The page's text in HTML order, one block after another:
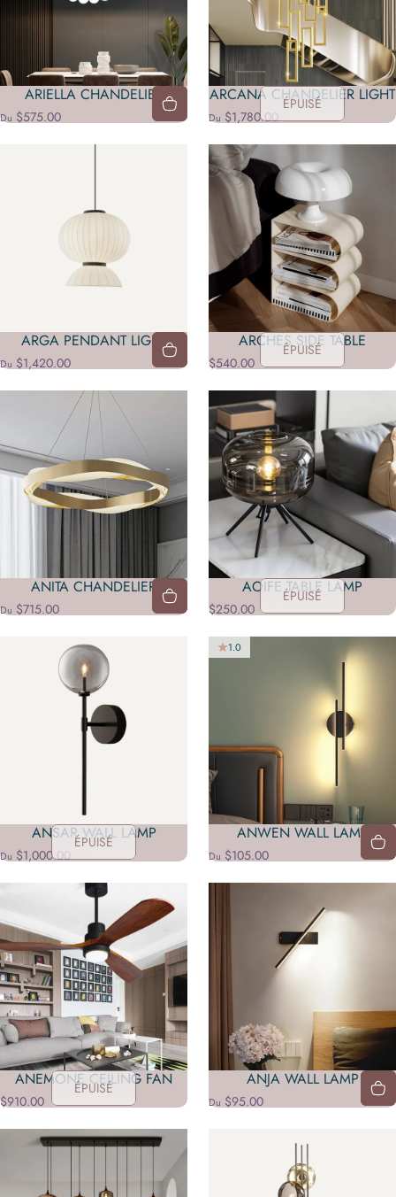
ARIELLA CHANDELIER
Du $575.00
ÉPUISÉ
ARCANA CHANDELIER LIGHT
Du $1,780.00
ARGA PENDANT LIGHT
Du $1,420.00
ÉPUISÉ
ARCHES SIDE TABLE
$540.00
ANITA CHANDELIER
Du $715.00
ÉPUISÉ
AOIFE TABLE LAMP
$250.00
ÉPUISÉ
ANSAR WALL LAMP
Du $1,000.00
1.0
ANWEN WALL LAMP
Du $105.00
ÉPUISÉ
ANEMONE CEILING FAN
$910.00
ANJA WALL LAMP
Du $95.00